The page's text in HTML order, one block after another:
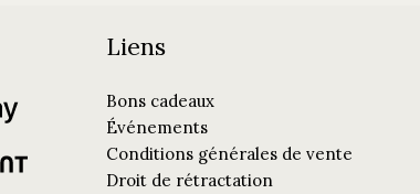
Liens
Bons cadeaux
Événements
Conditions générales de vente
Droit de rétractation